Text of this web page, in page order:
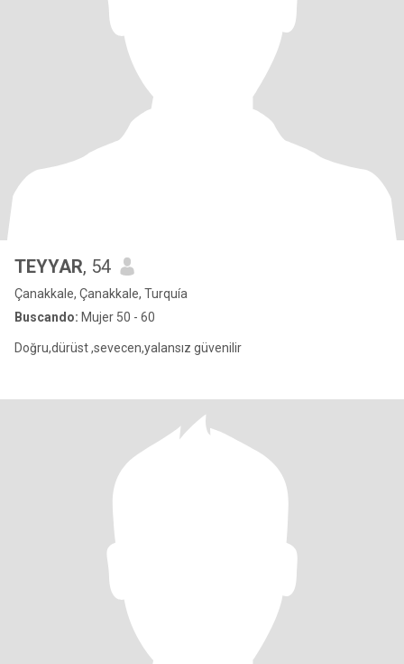
TEYYAR, 54
Çanakkale, Çanakkale, Turquía
Buscando: Mujer 50 - 60
Doğru,dürüst ,sevecen,yalansız güvenilir